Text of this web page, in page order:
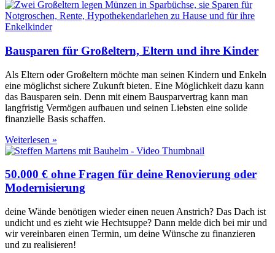
Bausparen für Großeltern, Eltern und ihre Kinder
Als Eltern oder Großeltern möchte man seinen Kindern und Enkeln
eine möglichst sichere Zukunft bieten. Eine Möglichkeit dazu kann
das Bausparen sein. Denn mit einem Bausparvertrag kann man
langfristig Vermögen aufbauen und seinen Liebsten eine solide
finanzielle Basis schaffen.
Weiterlesen »
50.000 € ohne Fragen für deine Renovierung oder
Modernisierung​
deine Wände benötigen wieder einen neuen Anstrich? Das Dach ist
undicht und es zieht wie Hechtsuppe? Dann melde dich bei mir und
wir vereinbaren einen Termin, um deine Wünsche zu finanzieren
und zu realisieren!